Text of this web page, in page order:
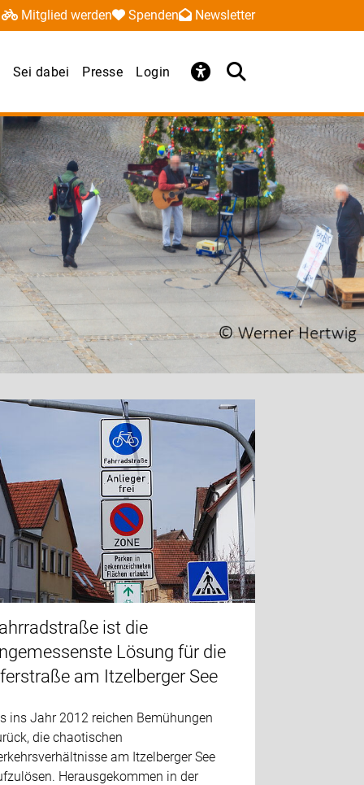
Mitglied werden Spenden Newsletter
Sei dabei Presse Login
ist die
Lösung für die
am Itzelberger See
ins Jahr 2012 reichen Bemühungen
die chaotischen
am Itzelberger See
Herausgekommen in der